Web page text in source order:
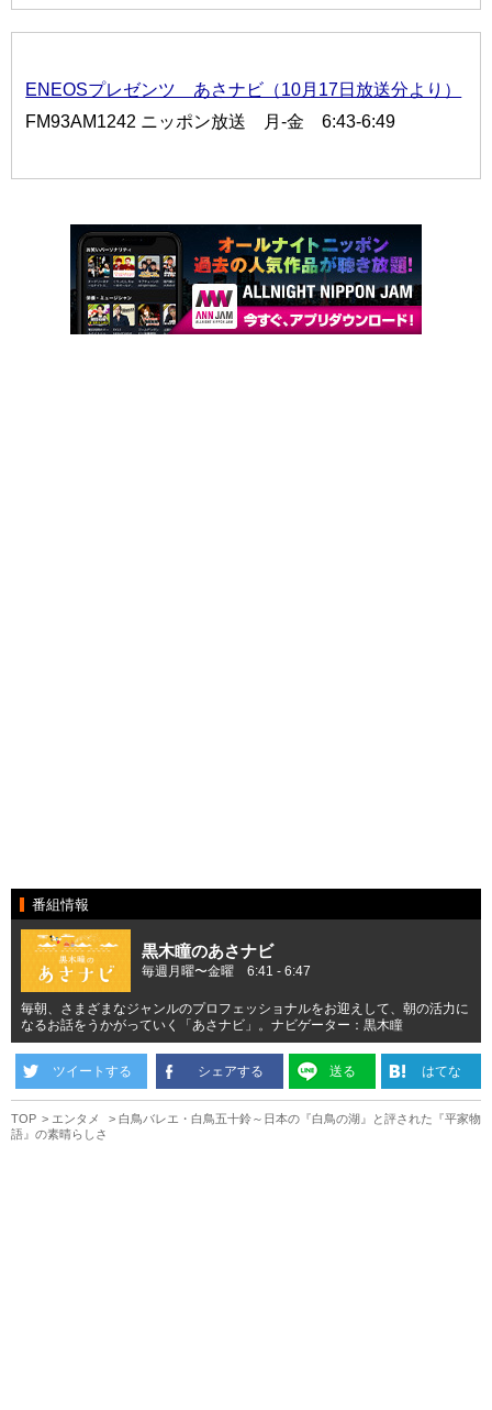
ENEOSプレゼンツ あさナビ（10月17日放送分より）
FM93AM1242 ニッポン放送 月-金 6:43-6:49
番組情報
黒木瞳のあさナビ
毎週月曜〜金曜 6:41 - 6:47
毎朝、さまざまなジャンルのプロフェッショナルをお迎えして、朝の活力に
なるお話をうかがっていく「あさナビ」。ナビゲーター：黒木瞳
ツイートする シェアする 送る はてな
TOP エンタメ
白鳥バレエ・白鳥五十鈴～日本の『白鳥の湖』と評された『平家物
語』の素晴らしさ